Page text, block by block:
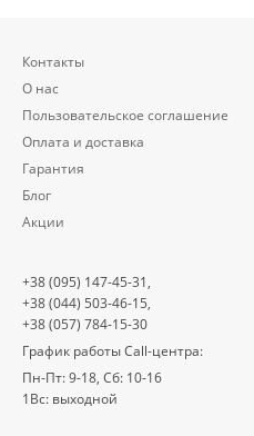
Контакты
О нас
Пользовательское соглашение
Оплата и доставка
Гарантия
Блог
Акции
+38 (095) 147-45-31,
+38 (044) 503-46-15,
+38 (057) 784-15-30
График работы Call-центра:
Пн-Пт: 9-18, Сб: 10-16
1Вс: выходной